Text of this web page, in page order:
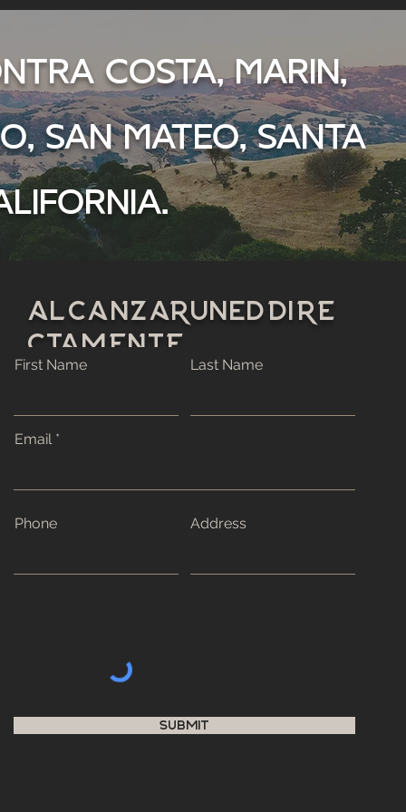
Costa, Marin,
San Mateo, Santa
AlcanzarUNEDdire
ctamente
First Name Last Name
Email
Phone Address
Submit